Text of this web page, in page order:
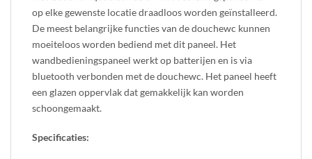
op elke gewenste locatie draadloos worden geïnstalleerd.
De meest belangrijke functies van de douchewc kunnen
moeiteloos worden bediend met dit paneel. Het
wandbedieningspaneel werkt op batterijen en is via
bluetooth verbonden met de douchewc. Het paneel heeft
een glazen oppervlak dat gemakkelijk kan worden
schoongemaakt.
Specificaties: